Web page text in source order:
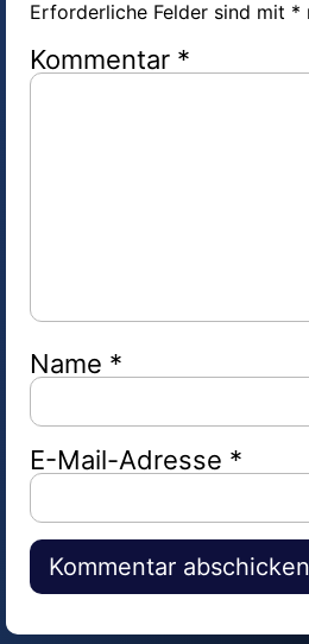
Erforderliche Felder sind mit *
Kommentar *
Name *
E-Mail-Adresse *
Alternative: